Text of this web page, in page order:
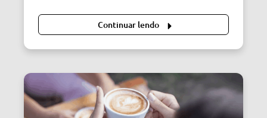
Continuar lendo